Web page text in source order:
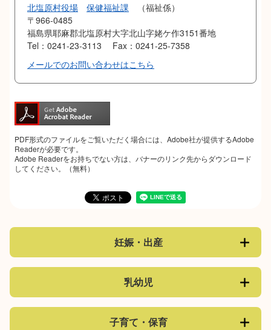
北塩原村役場 保健福祉課
福祉係
〒966-0485
福島県耶麻郡北塩原村大字北山字姥ケ作3151番地
Tel：0241-23-3113
Fax：0241-25-7358
メールでのお問い合わせはこちら
PDF形式のファイルをご覧いただく場合には、Adobe社が提供するAdobe
Readerが必要です。
Adobe Readerをお持ちでない方は、バナーのリンク先からダウンロード
してください。（無料）
妊娠・出産
乳幼児
子育て・保育